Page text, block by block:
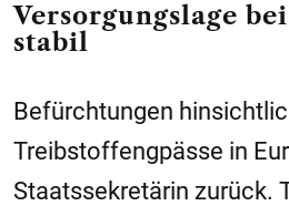
Versorgungslage
stabil
Befürchtungen
Treibstoffengpässe in
Staatssekretärin zurück.